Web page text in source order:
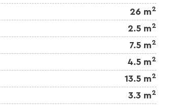
26 m2
2.5 m2
7.5 m2
4.5 m2
13.5 m2
3.3 m2